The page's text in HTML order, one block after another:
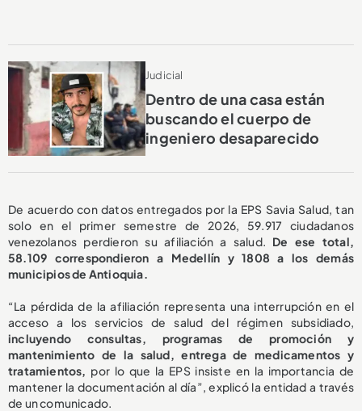
Judicial
Dentro de una casa están
buscando el cuerpo de
ingeniero desaparecido
De acuerdo con datos entregados por la EPS Savia Salud, tan
solo en el primer semestre de 2026, 59.917 ciudadanos
venezolanos perdieron su afiliación a salud. De ese total,
58.109 correspondieron a Medellín y 1808 a los demás
municipios de Antioquia.
“La pérdida de la afiliación representa una interrupción en el
acceso a los servicios de salud del régimen subsidiado,
incluyendo consultas, programas de promoción y
mantenimiento de la salud, entrega de medicamentos y
tratamientos, por lo que la EPS insiste en la importancia de
mantener la documentación al día”, explicó la entidad a través
de un comunicado.